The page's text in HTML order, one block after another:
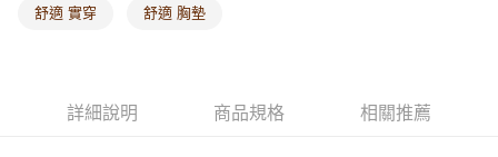
舒適 實穿 舒適 胸墊
詳細說明 商品規格 相關推薦